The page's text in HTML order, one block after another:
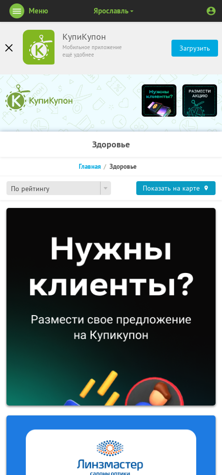
КупиКупон
Мобильное приложение
ещё удобнее
Загрузить
Меню Ярославль
Здоровье
По рейтингу
Главная Здоровье
Показать на карте